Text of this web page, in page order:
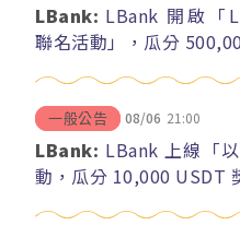
LBank: LBank 開啟「
聯名活動」，瓜分
一般公告 08/06 21:00
LBank: LBank 上線「
動，瓜分 10,000 USDT